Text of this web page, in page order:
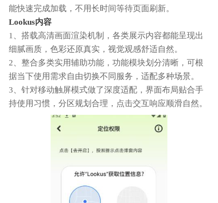
能快速完成加载，不用长时间等待页面刷新。
Lookus内容
1、搭载高清画面渲染机制，各类展示内容都能呈现出
细腻画质，色彩还原真实，视觉观感舒适自然。
2、整合多类实用辅助功能，功能模块划分清晰，可根
据当下使用需求自由切换不同服务，适配多种场景。
3、针对移动触屏模式做了深度适配，界面布局贴合手
持使用习惯，分区规划合理，点击交互响应顺滑自然。